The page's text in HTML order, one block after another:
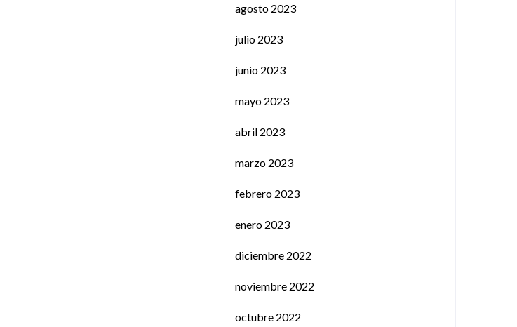
agosto 2023
julio 2023
junio 2023
mayo 2023
abril 2023
marzo 2023
febrero 2023
enero 2023
diciembre 2022
noviembre 2022
octubre 2022